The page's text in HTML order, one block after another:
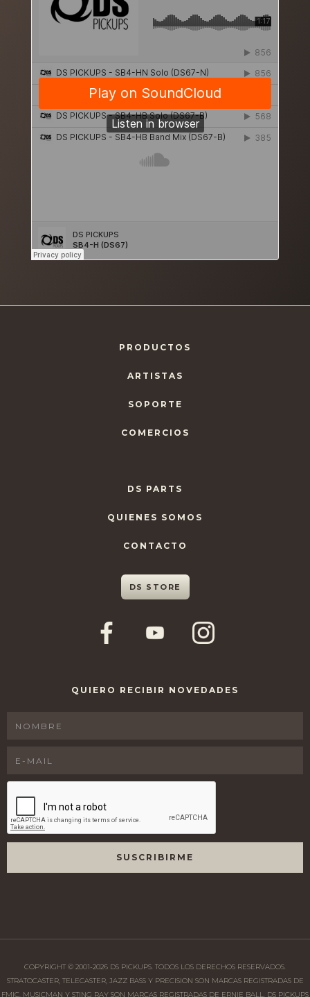
PRODUCTOS
ARTISTAS
SOPORTE
COMERCIOS
DS PARTS
QUIENES SOMOS
CONTACTO
DS STORE
QUIERO RECIBIR NOVEDADES
COPYRIGHT © 2001-2026 DS PICKUPS. TODOS LOS DERECHOS RESERVADOS.
STRATOCASTER, TELECASTER, JAZZ BASS Y PRECISION SON MARCAS REGISTRADAS DE
FMIC. MUSICMAN Y STING RAY SON MARCAS REGISTRADAS DE ERNIE BALL. DS PICKUPS